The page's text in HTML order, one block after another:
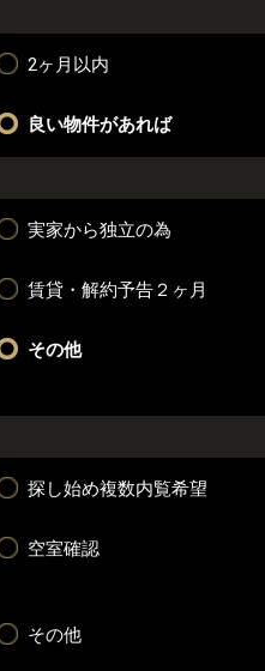
2ヶ月以内
良い物件があれば
実家から独立の為
賃貸・解約予告２ヶ月
その他
探し始め複数内覧希望
空室確認
その他